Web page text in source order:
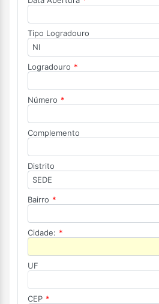
Tipo Logradouro
NI
Logradouro *
Número *
Complemento
Distrito
SEDE
Bairro *
Cidade: *
UF
CEP *